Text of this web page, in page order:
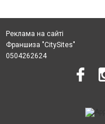
Реклама на сайті
Франшиза "CitySites"
0504262624